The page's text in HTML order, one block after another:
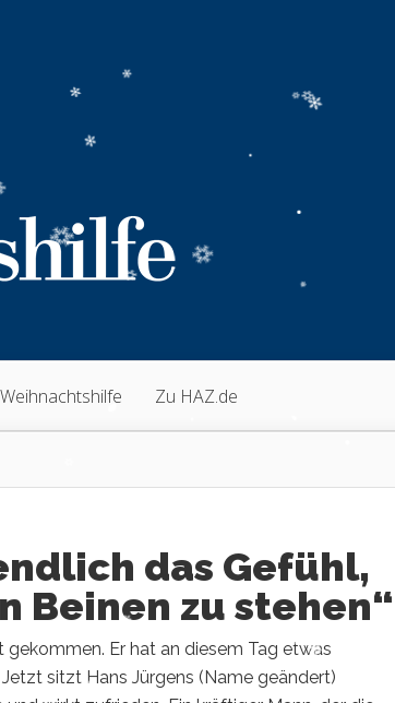
Zu HAZ.de
das Gefühl,
Beinen zu stehen“
gekommen. Er hat an diesem Tag etwas
sitzt Hans Jürgens (Name geändert)